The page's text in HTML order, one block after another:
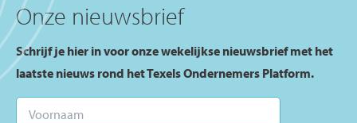
Onze nieuwsbrief
Schrijf je hier in voor onze wekelijkse nieuwsbrief met het
laatste nieuws rond het Texels Ondernemers Platform.